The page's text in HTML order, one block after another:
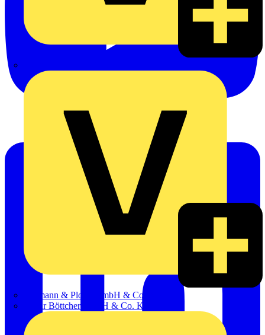
Hillmann & Ploog GmbH & Co. KG
Oskar Böttcher GmbH & Co. KG